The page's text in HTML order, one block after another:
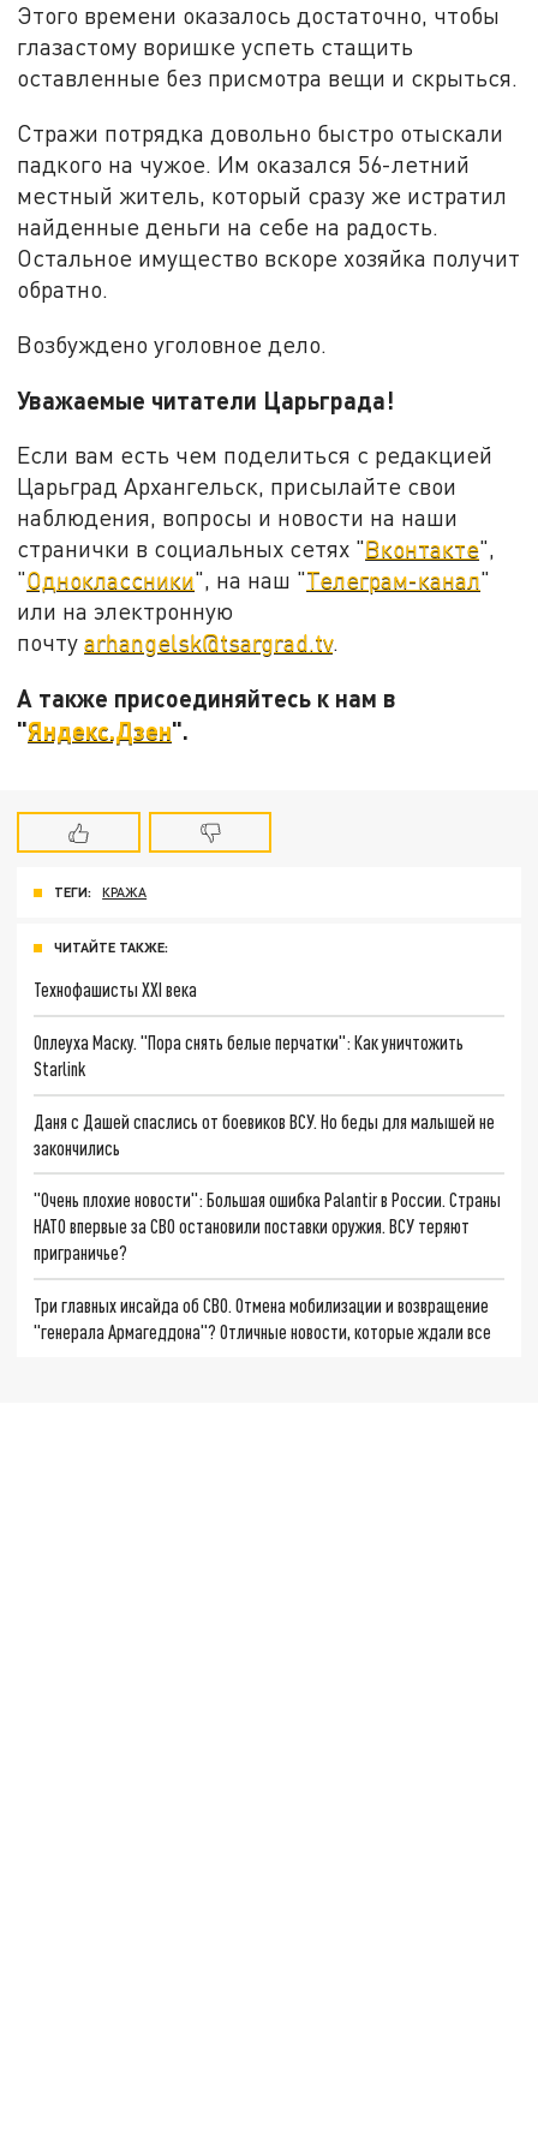
Этого времени оказалось достаточно, чтобы
глазастому воришке успеть стащить
оставленные без присмотра вещи и скрыться.
Стражи потрядка довольно быстро отыскали
падкого на чужое. Им оказался 56-летний
местный житель, который сразу же истратил
найденные деньги на себе на радость.
Остальное имущество вскоре хозяйка получит
обратно.
Возбуждено уголовное дело.
Уважаемые читатели Царьграда!
Если вам есть чем поделиться с редакцией
Царьград Архангельск, присылайте свои
наблюдения, вопросы и новости на наши
странички в социальных сетях "Вконтакте",
"Одноклассники", на наш "Телеграм-канал"
или на электронную
почтуarhangelsk@tsargrad.tv.
А также присоединяйтесь к нам в
"Яндекс.Дзен".
ТЕГИ: КРАЖА
ЧИТАЙТЕ ТАКЖЕ:
Технофашисты XXI века
Оплеуха Маску. "Пора снять белые перчатки": Как уничтожить
Starlink
Даня с Дашей спаслись от боевиков ВСУ. Но беды для малышей не
закончились
"Очень плохие новости": Большая ошибка Palantir в России. Страны
НАТО впервые за СВО остановили поставки оружия. ВСУ теряют
приграничье?
Три главных инсайда об СВО. Отмена мобилизации и возвращение
"генерала Армагеддона"? Отличные новости, которые ждали все